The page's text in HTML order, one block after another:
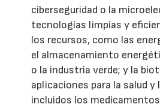
ciberseguridad o la
tecnologías limpias y
los recursos, como las
el almacenamiento
o la industria verde; y la
aplicaciones para la salud y
incluidos los